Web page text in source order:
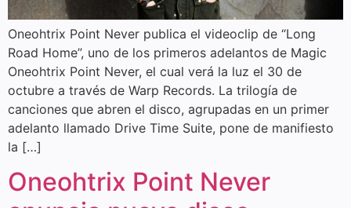
Oneohtrix Point Never publica el videoclip de “Long
Road Home”, uno de los primeros adelantos de Magic
Oneohtrix Point Never, el cual verá la luz el 30 de
octubre a través de Warp Records. La trilogía de
canciones que abren el disco, agrupadas en un primer
adelanto llamado Drive Time Suite, pone de manifiesto
la […]
Oneohtrix Point Never